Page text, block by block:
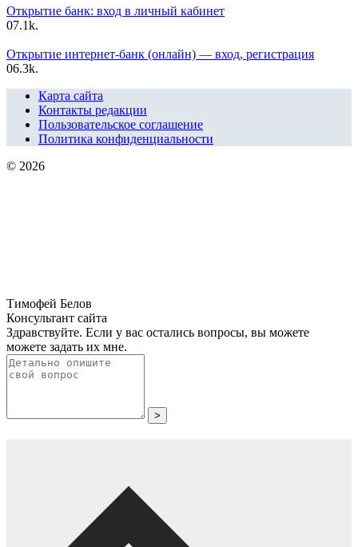
Открытие банк: вход в личный кабинет
07.1k.
Открытие интернет-банк (онлайн) — вход, регистрация
06.3k.
Карта сайта
Контакты редакции
Пользовательское соглашение
Политика конфиденциальности
© 2026
Тимофей Белов
Консультант сайта
Здравствуйте. Если у вас остались вопросы, вы можете
можете задать их мне.
>